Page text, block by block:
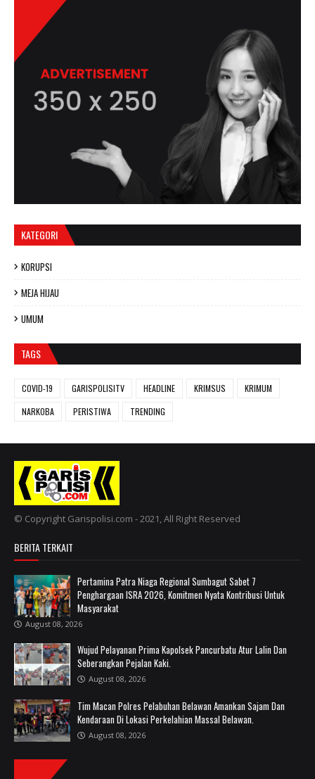
KATEGORI
KORUPSI
MEJA HIJAU
UMUM
TAGS
COVID-19 GARISPOLISITV HEADLINE KRIMSUS
KRIMUM
NARKOBA
PERISTIWA TRENDING
© Copyright Garispolisi.com - 2021, All Right Reserved
BERITA TERKAIT
Pertamina Patra Niaga Regional Sumbagut Sabet 7
Penghargaan ISRA 2026, Komitmen Nyata Kontribusi Untuk
Masyarakat
August 08, 2026
Wujud Pelayanan Prima Kapolsek Pancurbatu Atur Lalin Dan
Seberangkan Pejalan Kaki.
August 08, 2026
Tim Macan Polres Pelabuhan Belawan Amankan Sajam Dan
Kendaraan Di Lokasi Perkelahian Massal Belawan.
August 08, 2026